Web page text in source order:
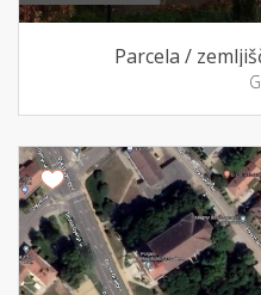
Parcela /